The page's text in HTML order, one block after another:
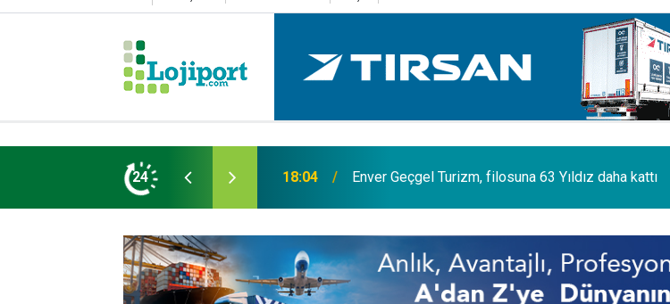
24 12:50 Lojistik sektörünün acı kaybı; Cihan Yıldıran vefat etti